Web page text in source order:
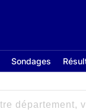
Sondages